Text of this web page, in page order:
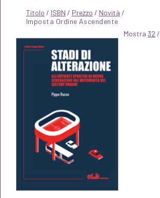
Titolo / ISBN / Prezzo / Novità /
Mostra 32 /